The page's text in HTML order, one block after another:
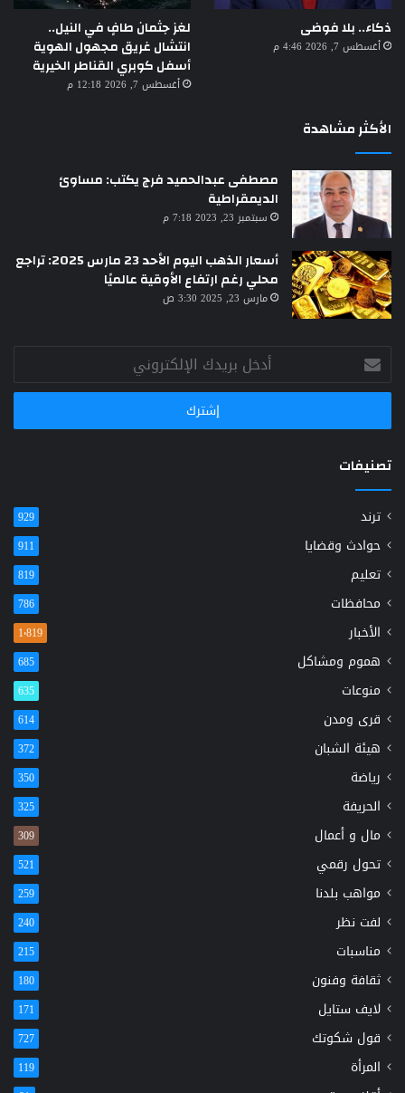
ذكاء.. بلا فوضى
أغسطس 7, 2026 4:46 م
لغز جثمان طافٍ في النيل..
انتشال غريق مجهول الهوية
أسفل كوبري القناطر الخيرية
أغسطس 7, 2026 12:18 م
الأكثر مشاهدة
مصطفى عبدالحميد فرج يكتب: مساوئ
الديمقراطية
سبتمبر 23, 2023 7:18 م
أسعار الذهب اليوم الأحد 23 مارس 2025: تراجع
محلي رغم ارتفاع الأوقية عالميًا
مارس 23, 2025 3:30 ص
أدخل
بريدك
الإلكتروني
تصنيفات
ترند 929
حوادث وقضايا 911
تعليم 819
محافظات 786
الأخبار 1٬819
هموم ومشاكل 685
منوعات 635
قرى ومدن 614
هيئة الشبان 372
رياضة 350
الحريفة 325
مال و أعمال 309
تحول رقمي 521
مواهب بلدنا 259
لفت نظر 240
مناسبات 215
ثقافة وفنون 180
لايف ستايل 171
قول شكوتك 727
المرأة 119